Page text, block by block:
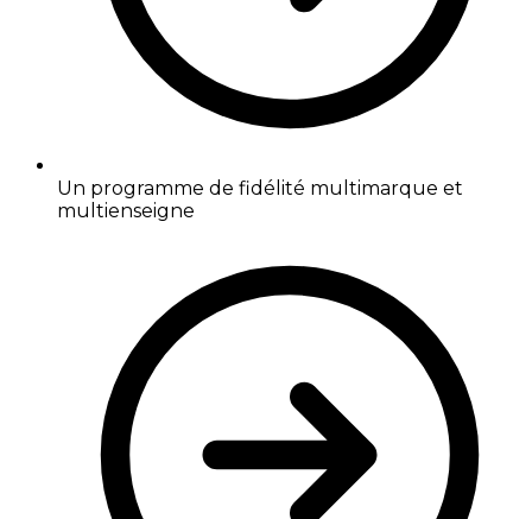
Un programme de fidélité multimarque et
multienseigne